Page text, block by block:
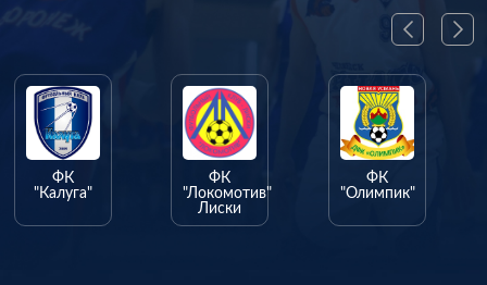
ФК
"Калуга"
ФК
"Локомотив"
Лиски
ФК
"Олимпик"